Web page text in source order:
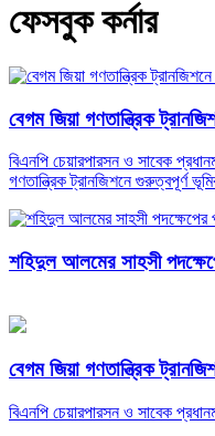
ফেসবুক কর্নার
বেগম জিয়া গণতান্ত্রিক
বিএনপি চেয়ারপারসন ও সাবেক
গণতান্ত্রিক ট্রানজিশনে গুরুত্বপূর্ণ
শহিদুল আলমের সাহসী
বেগম জিয়া গণতান্ত্রিক
বিএনপি চেয়ারপারসন ও সাবেক